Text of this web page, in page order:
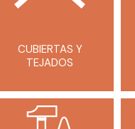
CUBIERTAS Y
TEJADOS